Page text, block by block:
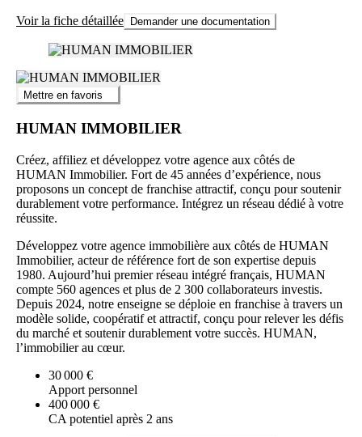
Voir la fiche détaillée Demander une documentation
Mettre en favoris
HUMAN IMMOBILIER
Créez, affiliez et développez votre agence aux côtés de
HUMAN Immobilier. Fort de 45 années d’expérience, nous
proposons un concept de franchise attractif, conçu pour soutenir
durablement votre performance. Intégrez un réseau dédié à votre
réussite.
Développez votre agence immobilière aux côtés de HUMAN
Immobilier, acteur de référence fort de son expertise depuis
1980. Aujourd’hui premier réseau intégré français, HUMAN
compte 560 agences et plus de 2 300 collaborateurs investis.
Depuis 2024, notre enseigne se déploie en franchise à travers un
modèle solide, coopératif et attractif, conçu pour relever les défis
du marché et soutenir durablement votre succès. HUMAN,
l’immobilier au cœur.
30 000 €
Apport personnel
400 000 €
CA potentiel après 2 ans